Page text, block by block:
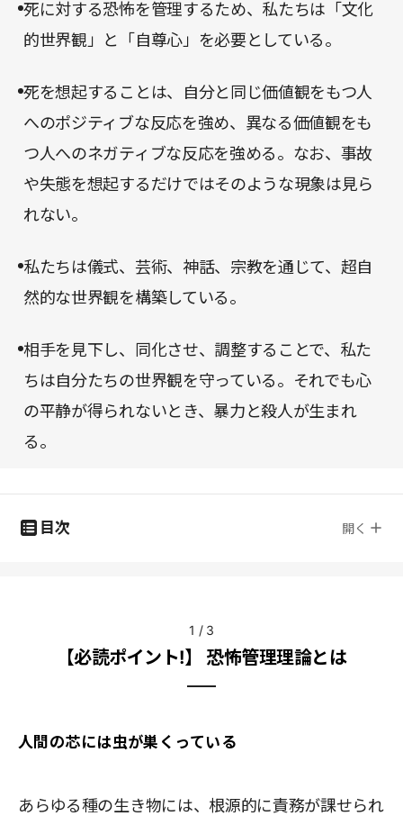
死に対する恐怖を管理するため、私たちは「文化
的世界観」と「自尊心」を必要としている。
死を想起することは、自分と同じ価値観をもつ人
へのポジティブな反応を強め、異なる価値観をも
つ人へのネガティブな反応を強める。なお、事故
や失態を想起するだけではそのような現象は見ら
れない。
私たちは儀式、芸術、神話、宗教を通じて、超自
然的な世界観を構築している。
相手を見下し、同化させ、調整することで、私た
ちは自分たちの世界観を守っている。それでも心
の平静が得られないとき、暴力と殺人が生まれ
る。
目次 開く
1 / 3
【必読ポイント!】 恐怖管理理論とは
人間の芯には虫が巣くっている
あらゆる種の生き物には、根源的に責務が課せられ